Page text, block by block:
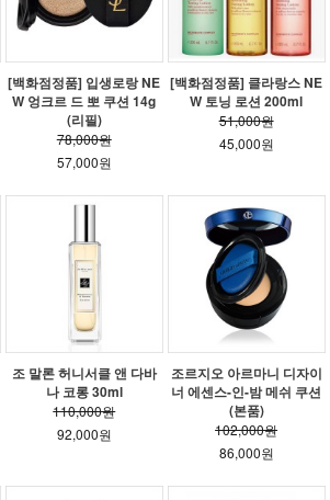
[백화점정품] 입생로랑 NE
W 엉크르 드 뽀 쿠션 14g
(리필)
78,000원
57,000원
[백화점정품] 클라랑스 NE
W 토닝 로션 200ml
51,000원
45,000원
조 말론 허니서클 앤 다바
나 코롱 30ml
110,000원
92,000원
조르지오 아르마니 디자이
너 에센스-인-밤 메쉬 쿠션
(본품)
102,000원
86,000원